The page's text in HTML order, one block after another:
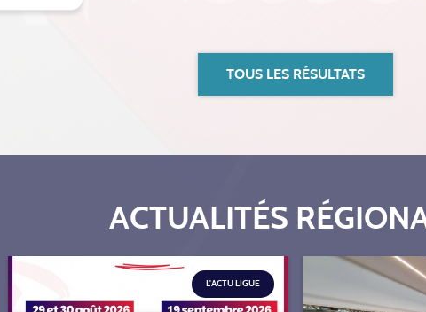
TOUS LES RÉSULTATS
ACTUALITÉS
L'ACTU LIGUE